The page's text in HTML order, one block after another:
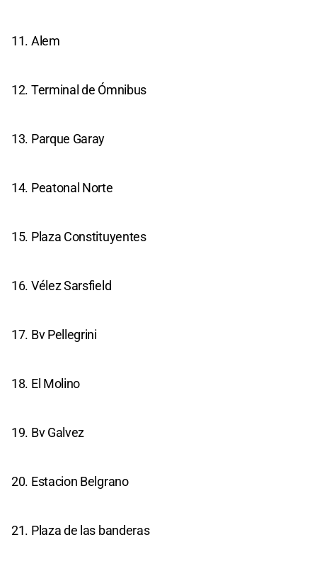
11. Alem
12. Terminal de Ómnibus
13. Parque Garay
14. Peatonal Norte
15. Plaza Constituyentes
16. Vélez Sarsfield
17. Bv Pellegrini
18. El Molino
19. Bv Galvez
20. Estacion Belgrano
21. Plaza de las banderas